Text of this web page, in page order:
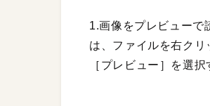
1.画像をプレビューで
は、ファイルを右ク
［プレビュー］を選択